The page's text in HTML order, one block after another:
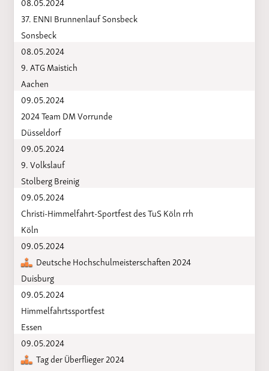
37. ENNI Brunnenlauf Sonsbeck
Sonsbeck
08.05.2024
9. ATG Maistich
Aachen
09.05.2024
2024 Team DM Vorrunde
Düsseldorf
09.05.2024
9. Volkslauf
Stolberg Breinig
09.05.2024
Christi-Himmelfahrt-Sportfest des TuS Köln rrh
Köln
09.05.2024
Deutsche Hochschulmeisterschaften 2024
Duisburg
09.05.2024
Himmelfahrtssportfest
Essen
09.05.2024
Tag der Überflieger 2024